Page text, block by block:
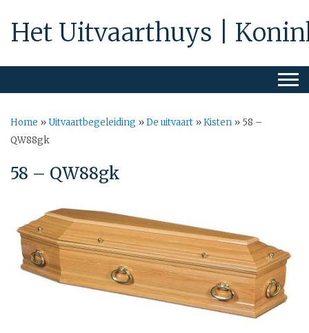
Het Uitvaarthuys |
Home »Uitvaartbegeleiding »De uitvaart »Kisten » 58 –
QW88gk
58 – QW88gk